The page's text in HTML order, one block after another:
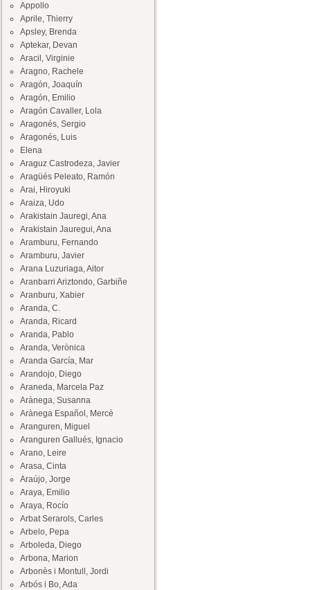
Appollo
Aprile, Thierry
Apsley, Brenda
Aptekar, Devan
Aracil, Virginie
Aragno, Rachele
Aragón, Joaquín
Aragón, Emilio
Aragón Cavaller, Lola
Aragonés, Sergio
Aragonés, Luis
Elena
Araguz Castrodeza, Javier
Aragüés Peleato, Ramón
Arai, Hiroyuki
Araiza, Udo
Arakistain Jauregi, Ana
Arakistain Jauregui, Ana
Aramburu, Fernando
Aramburu, Javier
Arana Luzuriaga, Aitor
Aranbarri Ariztondo, Garbiñe
Aranburu, Xabier
Aranda, C.
Aranda, Ricard
Aranda, Pablo
Aranda, Verònica
Aranda García, Mar
Arandojo, Diego
Araneda, Marcela Paz
Arànega, Susanna
Arànega Español, Mercè
Aranguren, Miguel
Aranguren Gallués, Ignacio
Arano, Leire
Arasa, Cinta
Araújo, Jorge
Araya, Emilio
Araya, Rocío
Arbat Serarols, Carles
Arbelo, Pepa
Arboleda, Diego
Arbona, Marion
Arbonès i Montull, Jordi
Arbós i Bo, Ada